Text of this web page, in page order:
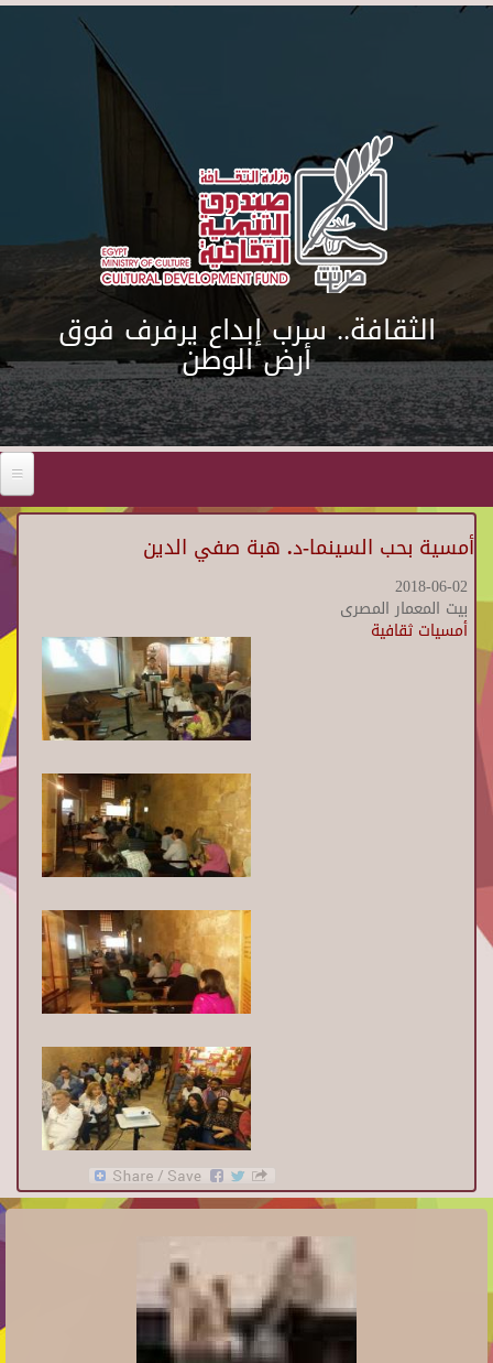
Skip to main content
الثقافة.. سرب إبداع يرفرف فوق
أرض الوطن
أمسية بحب السينما-د. هبة صفي الدين
2018-06-02
بيت المعمار المصرى
أمسيات ثقافية